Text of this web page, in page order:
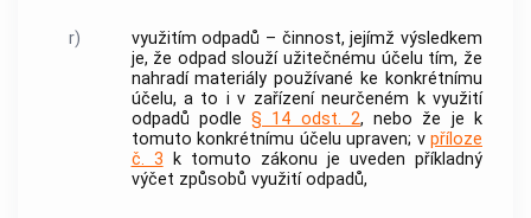
r) využitím odpadů – činnost, jejímž výsledkem
je, že odpad slouží užitečnému účelu tím, že
nahradí materiály používané ke konkrétnímu
účelu, a to i v zařízeníneurčeném kvyužití
odpadů podle§ 14 odst. 2, nebo že je k
tomuto konkrétnímu účelu upraven; v příloze
č. 3 k tomuto zákonu je uveden příkladný
výčet způsobů využití odpadů,